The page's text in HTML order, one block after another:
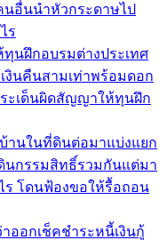
อื่นนำหัวกระดาษไป
ร
นฝึกอบรมต่างประเทศ
เงินคืนสามเท่าพร้อมดอก
ะเด็นผิดสัญญาให้ทุนฝึก
านในที่ดินต่อมาแบ่งแยก
นกรรมสิทธิ์รวมกันแต่มา
ร โดนฟ้องขอให้รื้อถอน
ออกเช็คชำระหนี้เงินกู้